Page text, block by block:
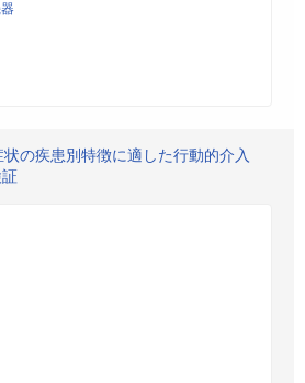
の疾患別特徴に適した行動的介入